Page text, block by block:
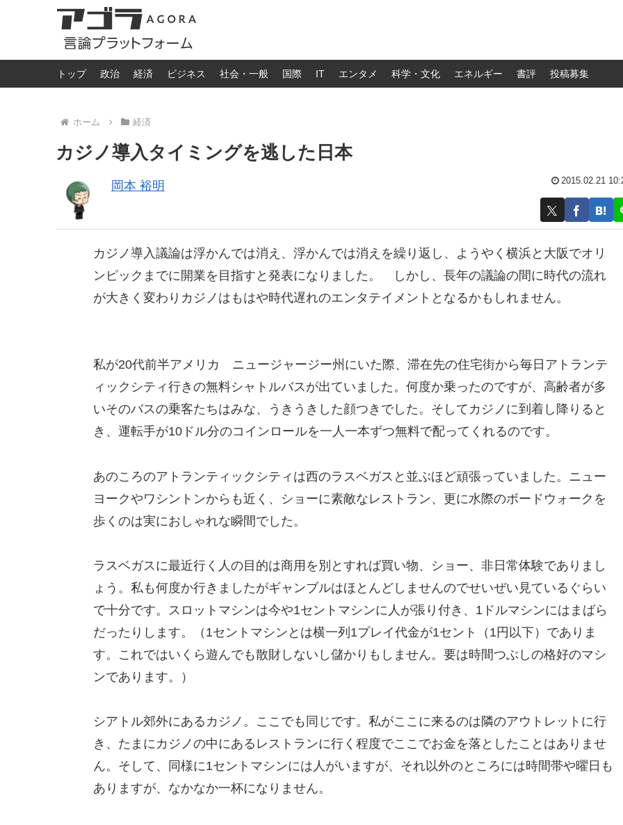
トップ 政治 経済 ビジネス 社会・一般 国際 IT エンタメ 科学・文化 エネルギー 書評 投稿募集
ホーム 経済
カジノ導入タイミングを逃した日本
岡本 裕明 2015.02.21
カジノ導入議論は浮かんでは消え、浮かんでは消えを繰り返し、ようやく横浜と大阪でオリ
ンピックまでに開業を目指すと発表になりました。 しかし、長年の議論の間に時代の流れ
が大きく変わりカジノはもはや時代遅れのエンタテイメントとなるかもしれません。
私が20代前半アメリカ ニュージャージー州にいた際、滞在先の住宅街から毎日アトランテ
ィックシティ行きの無料シャトルバスが出ていました。何度か乗ったのですが、高齢者が多
いそのバスの乗客たちはみな、うきうきした顔つきでした。そしてカジノに到着し降りると
き、運転手が10ドル分のコインロールを一人一本ずつ無料で配ってくれるのです。
あのころのアトランティックシティは西のラスベガスと並ぶほど頑張っていました。ニュー
ヨークやワシントンからも近く、ショーに素敵なレストラン、更に水際のボードウォークを
歩くのは実におしゃれな瞬間でした。
ラスベガスに最近行く人の目的は商用を別とすれば買い物、ショー、非日常体験でありまし
ょう。私も何度か行きましたがギャンブルはほとんどしませんのでせいぜい見ているぐらい
で十分です。スロットマシンは今や1セントマシンに人が張り付き、1ドルマシンにはまばら
だったりします。（1セントマシンとは横一列1プレイ代金が1セント（1円以下）でありま
す。これではいくら遊んでも散財しないし儲かりもしません。要は時間つぶしの格好のマシ
ンであります。）
シアトル郊外にあるカジノ。ここでも同じです。私がここに来るのは隣のアウトレットに行
き、たまにカジノの中にあるレストランに行く程度でここでお金を落としたことはありませ
ん。そして、同様に1セントマシンには人がいますが、それ以外のところには時間帯や曜日も
ありますが、なかなか一杯になりません。